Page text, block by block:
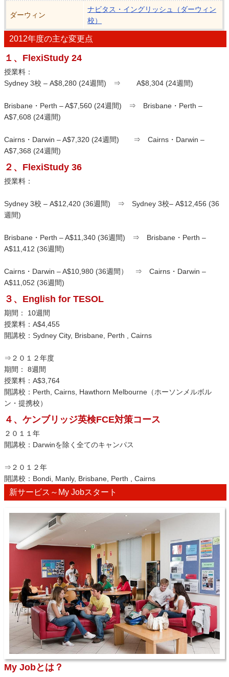
ダーウィン
ナビタス・イングリッシュ（ダーウィン
校）
2012年度の主な変更点
１、FlexiStudy 24
授業料：
Sydney 3校 – A$8,280 (24週間) ⇒ A$8,304 (24週間)
Brisbane・Perth – A$7,560 (24週間) ⇒ Brisbane・Perth –
A$7,608 (24週間)
Cairns・Darwin – A$7,320 (24週間) ⇒ Cairns・Darwin –
A$7,368 (24週間)
２、FlexiStudy 36
授業料：
Sydney 3校 – A$12,420 (36週間) ⇒ Sydney 3校– A$12,456 (36
週間)
Brisbane・Perth – A$11,340 (36週間) ⇒ Brisbane・Perth –
A$11,412 (36週間)
Cairns・Darwin – A$10,980 (36週間） ⇒ Cairns・Darwin –
A$11,052 (36週間)
３、English for TESOL
期間： 10週間
授業料：A$4,455
開講校：Sydney City, Brisbane, Perth , Cairns
⇒２０１２年度
期間： 8週間
授業料：A$3,764
開講校：Perth, Cairns, Hawthorn Melbourne（ホーソンメルボル
ン・提携校）
４、ケンブリッジ英検FCE対策コース
２０１１年
開講校：Darwinを除く全てのキャンパス
⇒２０１２年
開講校：Bondi, Manly, Brisbane, Perth , Cairns
新サービス～My Jobスタート
My Jobとは？